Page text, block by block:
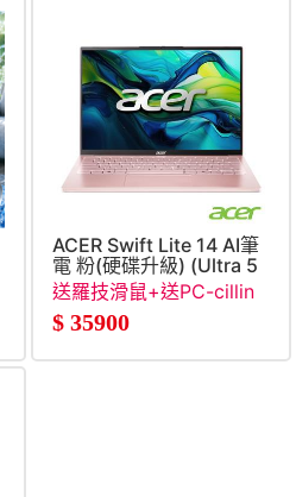
ACER Swift Lite 14 AI筆
電 粉(硬碟升級) (Ultra 5
送羅技滑鼠+送PC-cillin
三年一機+送優思17吋電
$ 35900